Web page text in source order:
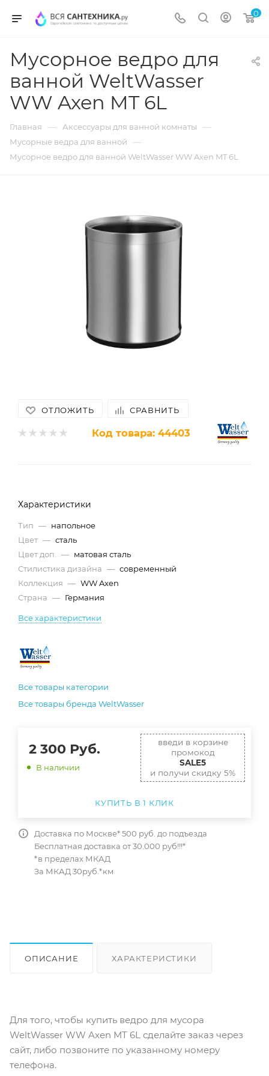
0
Мусорное ведро для
ванной WeltWasser
WW Axen MT 6L
Главная — Аксессуары для ванной комнаты —
Мусорные ведра для ванной —
Мусорное ведро для ванной WeltWasser WW Axen MT 6L
ОТЛОЖИТЬ СРАВНИТЬ
Код товара: 44403
Характеристики
Тип — напольное
Цвет — сталь
Цвет доп.
— матовая сталь
Стилистика дизайна — современный
Коллекция — WW Axen
Страна — Германия
Все характеристики
Все товары категории
Все товары бренда WeltWasser
2 300 Руб.
В наличии
введи в корзине
промокод
SALE5
и получи скидку 5%
КУПИТЬ В 1 КЛИК
Доставка по Москве* 500 руб. до подъезда
Бесплатная доставка от 30.000 руб!!!*
*в пределах МКАД
За МКАД 30руб.*км
ОПИСАНИЕ ХАРАКТЕРИСТИКИ
Для того, чтобы купить ведро для мусора
WeltWasser WW Axen MT 6L сделайте заказ через
сайт, либо позвоните по указанному номеру
телефона.